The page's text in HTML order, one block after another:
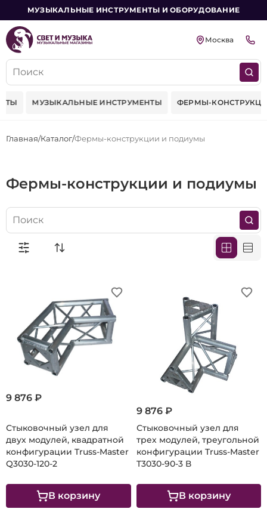
МУЗЫКАЛЬНЫЕ ИНСТРУМЕНТЫ И ОБОРУДОВАНИЕ
Москва
МУЗЫКАЛЬНЫЕ ИНСТРУМЕНТЫ ФЕРМЫ-
Главная Каталог Фермы-конструкции и подиумы
Фермы-конструкции и подиумы
Стыковочный узел для
двух модулей, квадратной
конфигурации Truss-Master
Q3030-120-2
9 876 ₽
В корзину
Стыковочный узел для
трех модулей, треугольной
конфигурации Truss-Master
T3030-90-3 В
9 876 ₽
В корзину